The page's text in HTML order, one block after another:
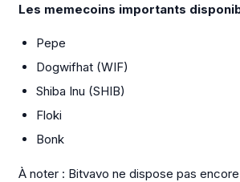
Les memecoins importants
Pepe
Dogwifhat (WIF)
Shiba Inu (SHIB)
Floki
Bonk
À noter : Bitvavo ne dispose pas